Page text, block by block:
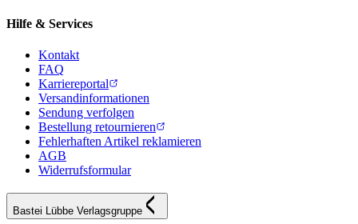
Hilfe & Services
Kontakt
FAQ
Karriereportal
Versandinformationen
Sendung verfolgen
Bestellung retournieren
Fehlerhaften Artikel reklamieren
AGB
Widerrufsformular
Bastei Lübbe Verlagsgruppe